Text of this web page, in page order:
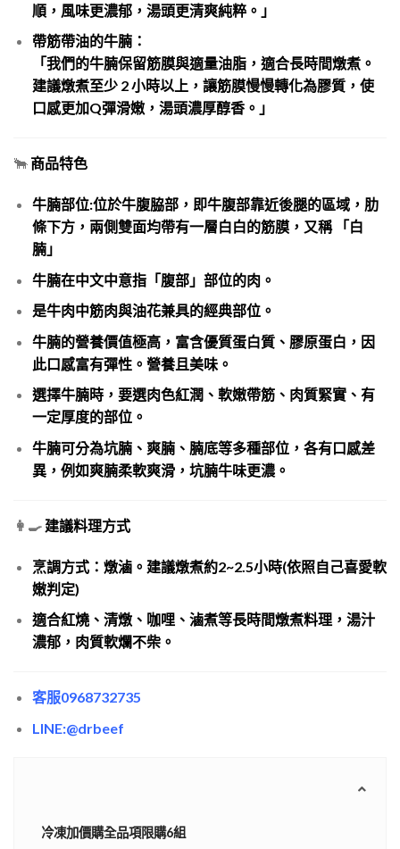
順，風味更濃郁，湯頭更清爽純粹。」
帶筋帶油的牛腩：
「我們的牛腩保留筋膜與適量油脂，適合長時間燉煮。
建議燉煮至少 2 小時以上，讓筋膜慢慢轉化為膠質，使
口感更加Q彈滑嫩，湯頭濃厚醇香。」
🐂 商品特色
牛腩部位:位於牛腹脇部，即牛腹部靠近後腿的區域， 肋
條下方，兩側雙面均帶有一層白白的筋膜，又稱 「白
腩」
牛腩在中文中意指「腹部」部位的肉。
是牛肉中筋肉與油花兼具的經典部位。
牛腩的營養價值極高，富含優質蛋白質、膠原蛋白，因
此口感富有彈性。營養且美味。
選擇牛腩時，要選肉色紅潤、 軟嫩帶筋、肉質緊實、有
一定厚度的部位。
牛腩可分為坑腩、爽腩、腩底等多種部位，各有口感差
異，例如爽腩柔軟爽滑，坑腩牛味更濃。
👩‍🍳 建議料理方式
烹調方式：燉滷。建議燉煮約2~2.5小時(依照自己喜愛軟
嫩判定)
適合紅燒、清燉、咖哩、滷煮等長時間燉煮料理，湯汁
濃郁，肉質軟爛不柴。
客服0968732735
LINE:@drbeef
冷凍加價購全品項限購6組